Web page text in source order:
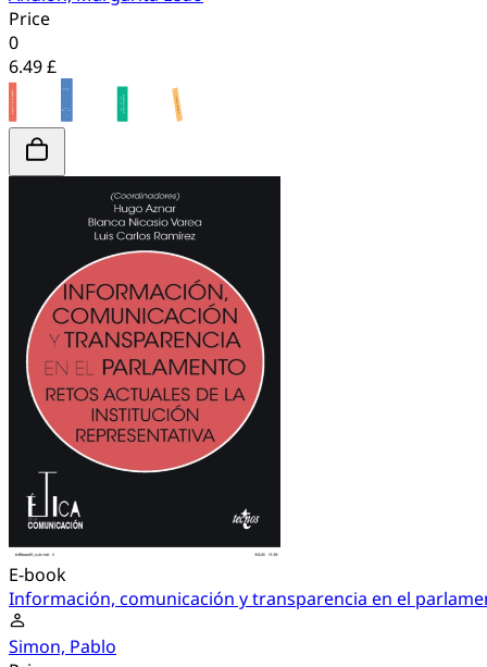
Price
0
6.49 £
E-book
Información, comunicación y transparencia en el
Simon, Pablo